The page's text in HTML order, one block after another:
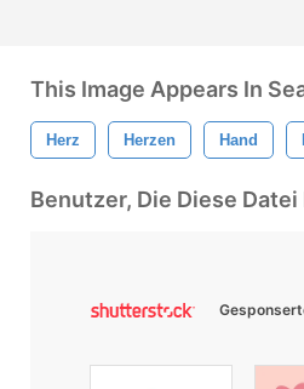
This Image Appears In
Herz Herzen Hand
Benutzer, Die Diese